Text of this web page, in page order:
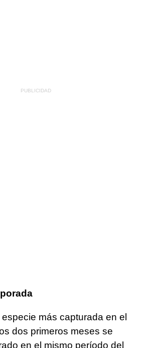
más capturada en el
dos primeros meses se
en el mismo período del